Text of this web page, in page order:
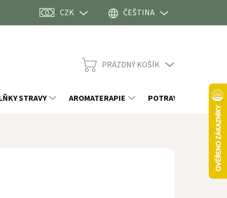
CZK ČEŠTINA
NÁKUPNÍ
PRÁZDNÝ KOŠÍK
STRAVY AROMATERAPIE POTRAVINY